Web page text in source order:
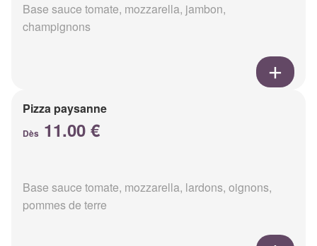
Base sauce tomate, mozzarella, jambon,
champignons
Pizza paysanne
Dès 11.00 €
Base sauce tomate, mozzarella, lardons, oignons,
pommes de terre